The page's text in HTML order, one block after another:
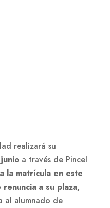
realizará su
a través de Pincel
la matrícula en este
a su plaza,
al alumnado de